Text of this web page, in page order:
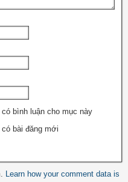
bình luận cho mục này
bài đăng mới
Learn how your comment data is